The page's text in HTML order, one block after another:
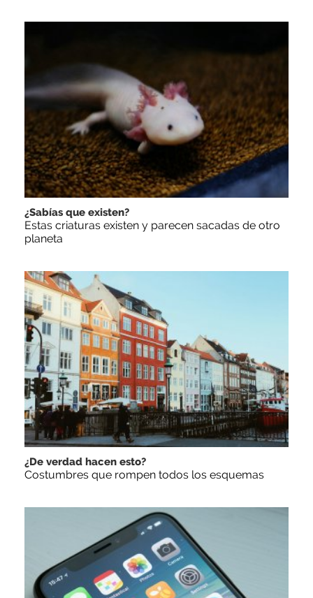
¿Sabías que existen?
Estas criaturas existen y parecen sacadas de otro
planeta
¿De verdad hacen esto?
Costumbres que rompen todos los esquemas